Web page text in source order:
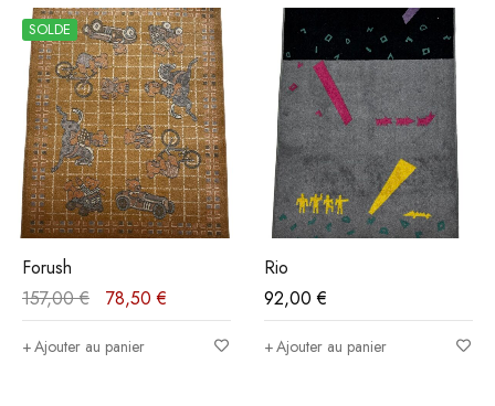
SOLDE
Forush
157,00€ 78,50€
Ajouter au panier
Rio
92,00€
Ajouter au panier